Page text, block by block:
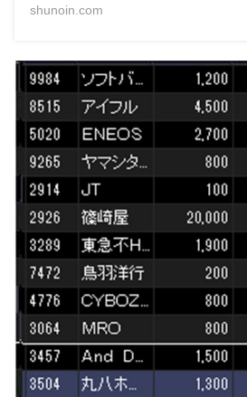
shunoin.com